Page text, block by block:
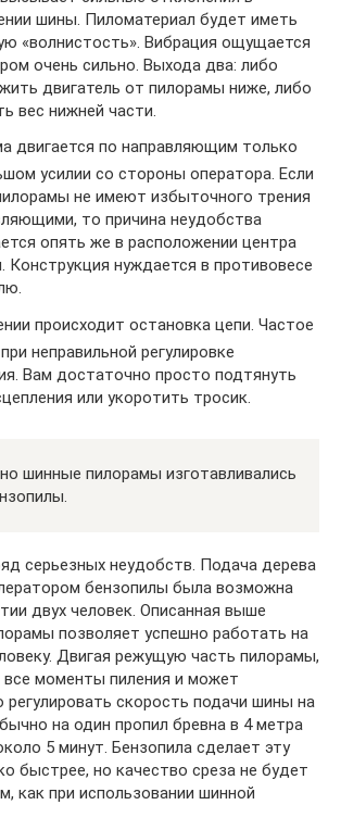
шины. Пиломатериал будет иметь
«волнистость». Вибрация ощущается
очень сильно. Выхода два: либо
двигатель от пилорамы ниже, либо
вес нижней части.
двигается по направляющим только
усилии со стороны оператора. Если
не имеют избыточного трения
то причина неудобства
опять же в расположении центра
Конструкция нуждается в противовесе
происходит остановка цепи. Частое
неправильной регулировке
Вам достаточно просто подтянуть
или укоротить тросик.
шинные пилорамы изготавливались
серьезных неудобств. Подача дерева
бензопилы была возможна
двух человек. Описанная выше
позволяет успешно работать на
Двигая режущую часть пилорамы,
моменты пиления и может
регулировать скорость подачи шины на
на один пропил бревна в 4 метра
5 минут. Бензопила сделает эту
быстрее, но качество среза не будет
как при использовании шинной